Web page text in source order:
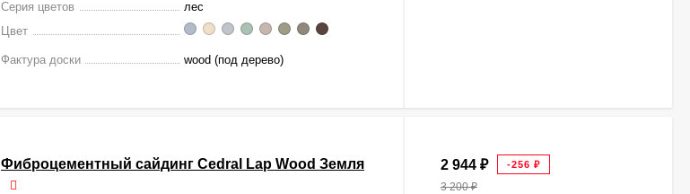
Серия цветов
лес
Цвет
Фактура доски wood (под дерево)
Фиброцементный сайдинг Cedral Lap Wood Земля 2 944 ₽ -256 ₽
3 200₽